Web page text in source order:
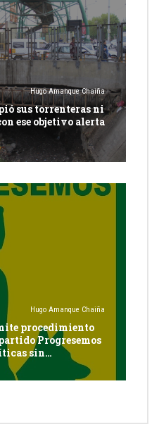
Hugo Amanque Chaiña
sus torrenteras ni
ese objetivo alerta
Hugo Amanque Chaiña
procedimiento
Progresemos
sin